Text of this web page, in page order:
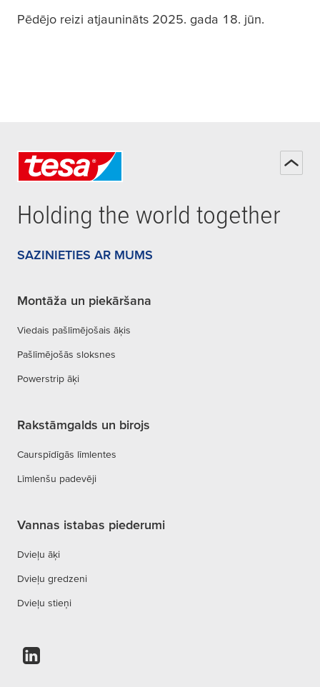
Pēdējo reizi atjaunināts 2025. gada 18. jūn.
Holding the world together
SAZINIETIES AR MUMS
Montāža un piekāršana
Viedais pašlīmējošais āķis
Pašlīmējošās sloksnes
Powerstrip āķi
Rakstāmgalds un birojs
Caurspīdīgās līmlentes
Līmlenšu padevēji
Vannas istabas piederumi
Dvieļu āķi
Dvieļu gredzeni
Dvieļu stieņi